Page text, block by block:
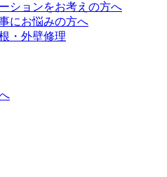
ションをお考えの方へ
にお悩みの方へ
・外壁修理